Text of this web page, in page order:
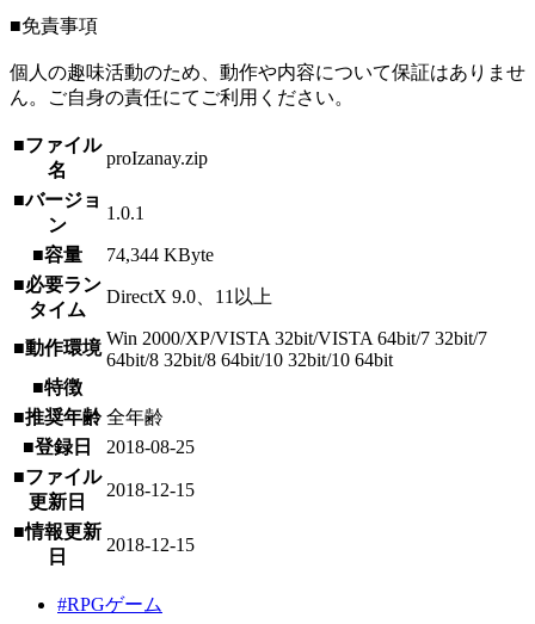
■免責事項
個人の趣味活動のため、動作や内容について保証はありませ
ん。ご自身の責任にてご利用ください。
■ファイル
名
proIzanay.zip
■バージョ
ン
1.0.1
■容量
74,344 KByte
■必要ラン
タイム
DirectX 9.0、11以上
■動作環境 Win 2000/XP/VISTA 32bit/VISTA 64bit/7 32bit/7
64bit/8 32bit/8 64bit/10 32bit/10 64bit
■特徴
■推奨年齢 全年齢
■登録日
2018-08-25
■ファイル
更新日
2018-12-15
■情報更新
日
2018-12-15
#RPGゲーム